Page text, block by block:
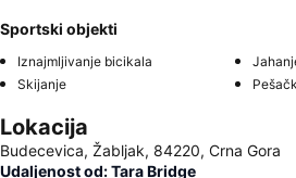
Sportski objekti
Iznajmljivanje bicikala
Skijanje
Lokacija
Budecevica, Žabljak, 84220, Crna Gora
Udaljenost od: Tara Bridge